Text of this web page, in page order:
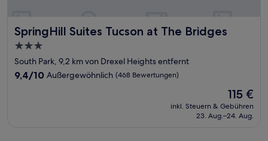
SpringHill Suites Tucson at The Bridges
SpringHill Suites Tucson at The Bridges
3.0-
Sterne-
Unterkunft
South Park, 9,2 km von Drexel Heights entfernt
9.4
9,4/10 Außergewöhnlich (468 Bewertungen)
Der
Preis
beträgt
115 €
inkl. Steuern & Gebühren
23. Aug.–24. Aug.